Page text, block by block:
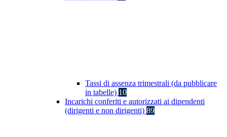
Tassi di assenza trimestrali (da pubblicare
in tabelle) 10
Incarichi conferiti e autorizzati ai dipendenti
(dirigenti e non dirigenti) 89